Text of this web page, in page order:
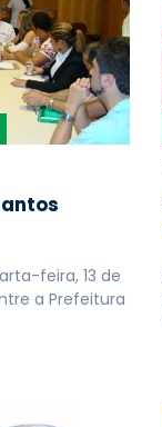
feira, 13 de
a Prefeitura